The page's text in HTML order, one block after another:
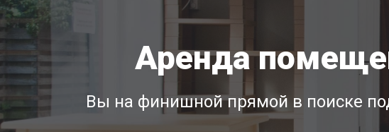
Аренда
Вы на финишной прямой в поиске